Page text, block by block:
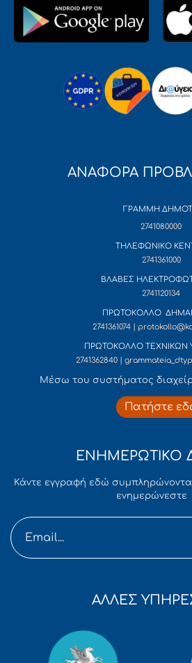
ΑΝΑΦΟΡΑ
ΓΡΑΜΜΗ
2741080000
ΤΗΛΕΦΩΝΙΚΟ
2741361000
ΒΛΑΒΕΣ
2741120134
ΠΡΩΤΟΚΟΛΛΟ
2741361074 |
ΠΡΩΤΟΚΟΛΛΟ ΤΕΧΝΙΚΩΝ
2741362840 |
Mέσω του συστήματος
Πατήστε
ΕΝΗΜΕΡΩΤΙΚΟ
Κάντε εγγραφή εδώ
ενημερώνεστε
ΑΛΛΕΣ